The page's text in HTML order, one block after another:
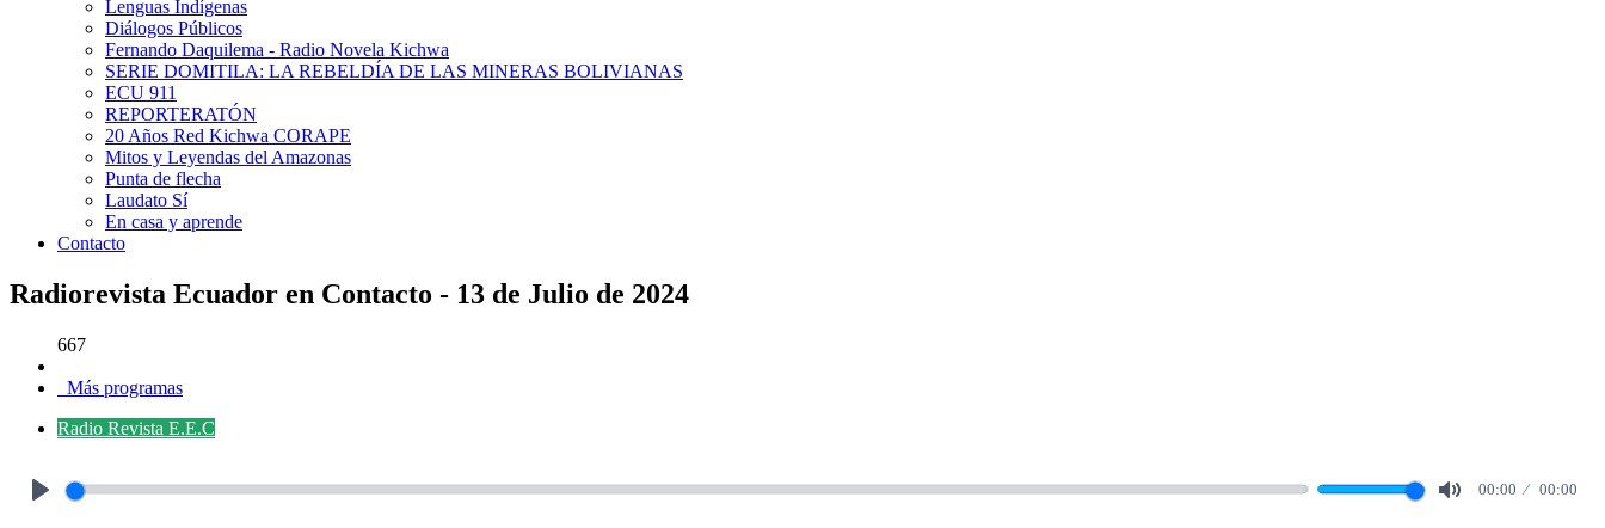
Lenguas Indígenas
Diálogos Públicos
Fernando Daquilema - Radio Novela Kichwa
SERIE DOMITILA: LA REBELDÍA DE LAS MINERAS BOLIVIANAS
ECU 911
REPORTERATÓN
20 Años Red Kichwa CORAPE
Mitos y Leyendas del Amazonas
Punta de flecha
Laudato Sí
En casa y aprende
Contacto
Radiorevista Ecuador en Contacto - 13 de Julio de 2024
667
Más programas
Radio Revista E.E.C
00:00 00:00